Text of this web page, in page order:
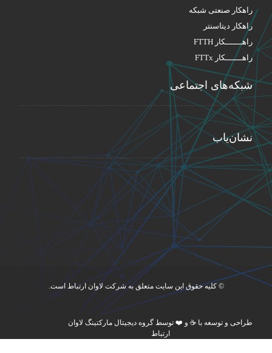
راهکار صنعتی شبکه
راهکار دیتاسنتر
راهـــــــکار FTTH
راهـــــــکار FTTx
شبکه‌های اجتماعی
نشان‌یاب
© کلیه حقوق این سایت متعلق به شرکت لاوان ارتباط است.
طراحی و توسعه با ☕ و ❤️ توسط گروه دیجیتال مارکتینگ لاوان
ارتباط